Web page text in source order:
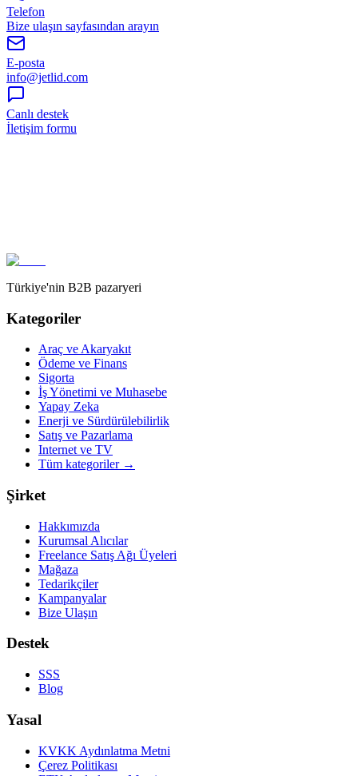
Telefon
Bize ulaşın sayfasından arayın
E-posta
info@jetlid.com
Canlı destek
İletişim formu
Türkiye'nin B2B pazaryeri
Kategoriler
Araç ve Akaryakıt
Ödeme ve Finans
Sigorta
İş Yönetimi ve Muhasebe
Yapay Zeka
Enerji ve Sürdürülebilirlik
Satış ve Pazarlama
Internet ve TV
Tüm kategoriler→
Şirket
Hakkımızda
Kurumsal Alıcılar
Freelance Satış Ağı Üyeleri
Mağaza
Tedarikçiler
Kampanyalar
Bize Ulaşın
Destek
SSS
Blog
Yasal
KVKK Aydınlatma Metni
Çerez Politikası